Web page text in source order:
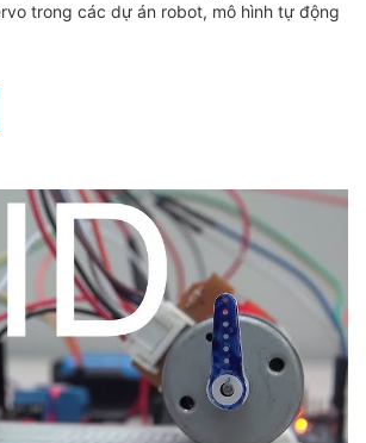
trong các dự án robot, mô hình tự động